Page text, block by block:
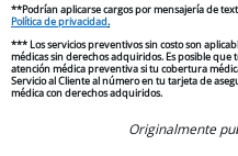
**Podrían aplicarse cargos por mensajería de
Política de privacidad.
*** Los servicios preventivos sin costo son
médicas sin derechos adquiridos. Es posible que
atención médica preventiva si tu cobertura
Servicio al Cliente al número en tu tarjeta de
médica con derechos adquiridos.
Originalmente